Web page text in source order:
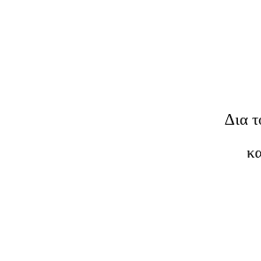
Δια